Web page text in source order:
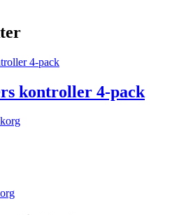
kontroller 4-pack